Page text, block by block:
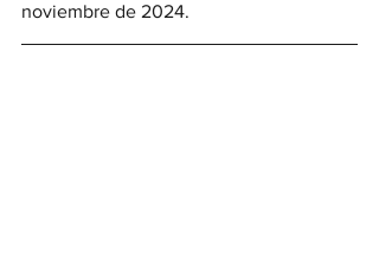
noviembre de 2024.